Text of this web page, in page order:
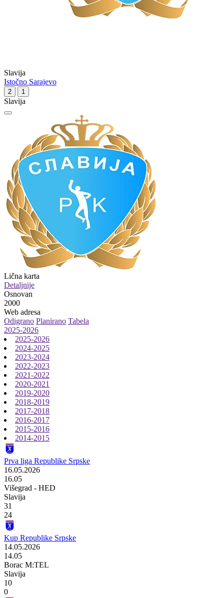
Slavija
Istočno Sarajevo
2 1
Slavija
Lična karta
Detaljnije
Osnovan
2000
Web adresa
Odigrano Planirano Tabela
2025-2026
2025-2026
2024-2025
2023-2024
2022-2023
2021-2022
2020-2021
2019-2020
2018-2019
2017-2018
2016-2017
2015-2016
2014-2015
Prva liga Republike Srpske
16.05.2026
16.05
Višegrad - HED
Slavija
31
24
Kup Republike Srpske
14.05.2026
14.05
Borac M:TEL
Slavija
10
0